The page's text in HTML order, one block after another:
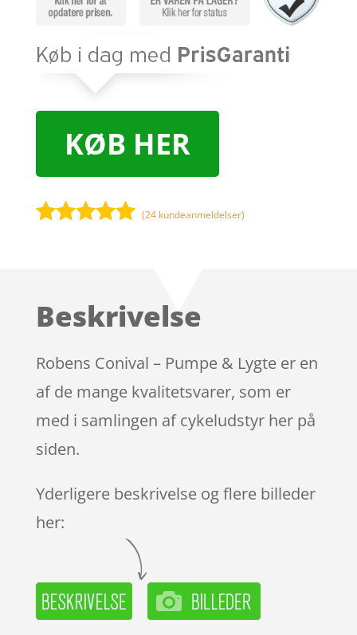
KØB HER
kundebedøm
(24 kundeanmeldelser)
Beskrivelse
Robens Conival – Pumpe & Lygte er en
af de mange kvalitetsvarer, som er
med i samlingen af cykeludstyr her på
siden.
Yderligere beskrivelse og flere billeder
her: